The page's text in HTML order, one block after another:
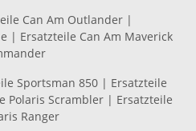
Can Am Outlander |
| Ersatzteile Can Am Maverick
Sportsman 850 | Ersatzteile
Polaris Scrambler | Ersatzteile
Ranger